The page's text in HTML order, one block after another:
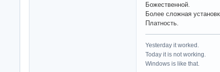
Божественной.
Более сложная
Платность.
Yesterday it worked.
Today it is not working.
Windows is like that.